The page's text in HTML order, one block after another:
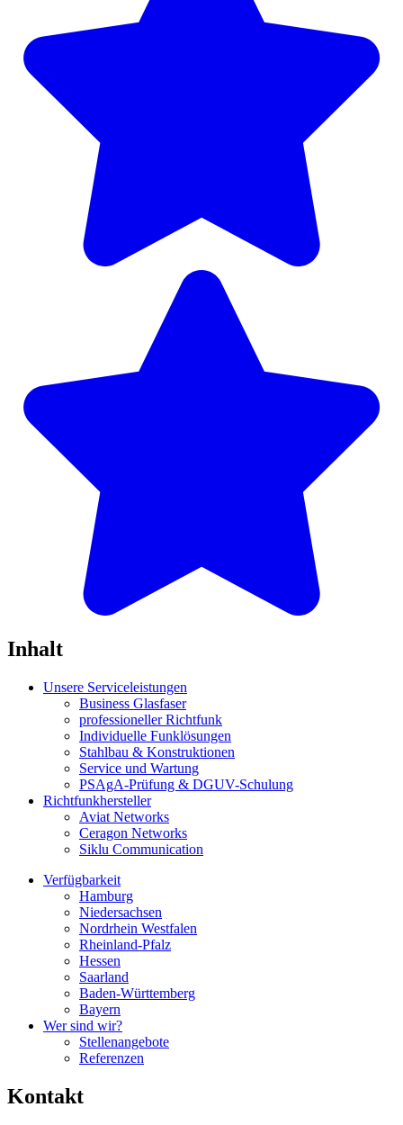
Inhalt
Unsere Serviceleistungen
Business Glasfaser
professioneller Richtfunk
Individuelle Funklösungen
Stahlbau & Konstruktionen
Service und Wartung
PSAgA-Prüfung & DGUV-Schulung
Richtfunkhersteller
Aviat Networks
Ceragon Networks
Siklu Communication
Verfügbarkeit
Hamburg
Niedersachsen
Nordrhein Westfalen
Rheinland-Pfalz
Hessen
Saarland
Baden-Württemberg
Bayern
Wer sind wir?
Stellenangebote
Referenzen
Kontakt